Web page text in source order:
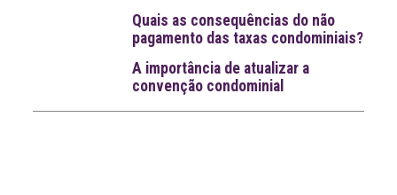
Quais as consequências do não
pagamento das taxas condominiais?
A importância de atualizar a
convenção condominial